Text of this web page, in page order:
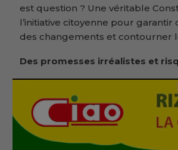
est question ? Une véritable
l’initiative citoyenne pour
des changements et contourner
Des promesses irréalistes et